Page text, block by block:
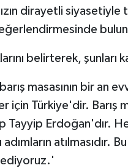
dirayetli
belirterek, şunları
masasının bir an
için Türkiye'dir. Barış
Tayyip Erdoğan'dır.
atılmasıdır.
ediyoruz.'